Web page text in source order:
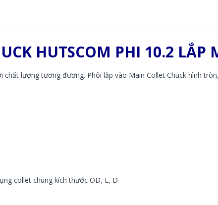
HUTSCOM PHI 10.2 LẮP
chất lượng tương đương. Phôi lắp vào Main Collet Chuck hình
collet chung kích thước OD, L, D